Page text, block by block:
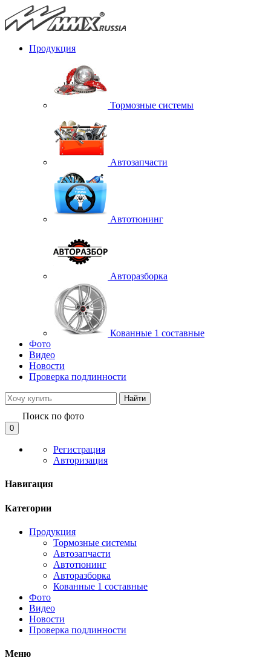
Продукция
Тормозные системы
Автозапчасти
Автотюнинг
Авторазборка
Кованные 1 составные
Фото
Видео
Новости
Проверка подлинности
Найти
Поиск по фото
0
Регистрация
Авторизация
Навигация
Категории
Продукция
Тормозные системы
Автозапчасти
Автотюнинг
Авторазборка
Кованные 1 составные
Фото
Видео
Новости
Проверка подлинности
Меню